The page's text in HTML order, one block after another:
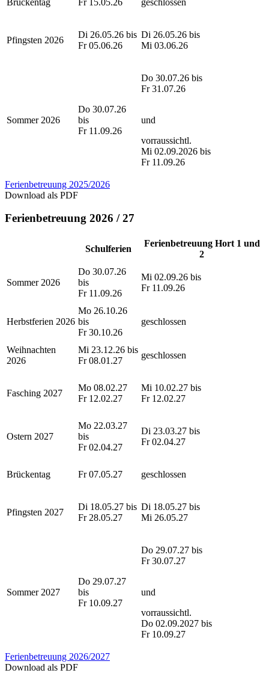
Pfingsten 2026
Di 26.05.26 bis
Fr 05.06.26
Di 26.05.26 bis
Mi 03.06.26
Sommer 2026
Do 30.07.26
bis
Fr 11.09.26
Do 30.07.26 bis
Fr 31.07.26
und
vorraussichtl.
Mi 02.09.2026 bis
Fr 11.09.26
Ferienbetreuung 2025/2026
Download als PDF
Ferienbetreuung 2026 / 27
Schulferien
Ferienbetreuung Hort 1 und
2
Sommer 2026
Do 30.07.26
bis
Fr 11.09.26
Mi 02.09.26 bis
Fr 11.09.26
Herbstferien 2026
Mo 26.10.26
bis
Fr 30.10.26
geschlossen
Weihnachten
2026
Mi 23.12.26 bis
Fr 08.01.27
geschlossen
Fasching 2027
Mo 08.02.27
Fr 12.02.27
Mi 10.02.27 bis
Fr 12.02.27
Ostern 2027
Mo 22.03.27
bis
Fr 02.04.27
Di 23.03.27 bis
Fr 02.04.27
Brückentag Fr 07.05.27 geschlossen
Pfingsten 2027
Di 18.05.27 bis
Fr 28.05.27
Di 18.05.27 bis
Mi 26.05.27
Sommer 2027
Do 29.07.27
bis
Fr 10.09.27
Do 29.07.27 bis
Fr 30.07.27
und
vorraussichtl.
Do 02.09.2027 bis
Fr 10.09.27
Ferienbetreuung 2026/2027
Download als PDF